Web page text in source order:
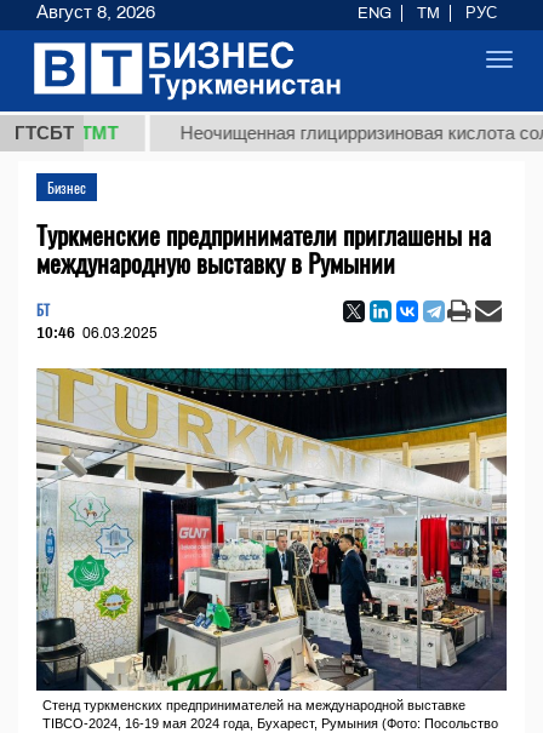
ГТСБТ
ТМТ Неочищенная глицирризиновая кислота
Бизнес
Туркменские предприниматели приглашены на
международную выставку в Румынии
БТ
10:46 06.03.2025
Стенд туркменских предпринимателей на международной выставке
TIBCO-2024, 16-19 мая 2024 года, Бухарест, Румыния (Фото: Посольство
Август 8, 2026 ENG TM РУС